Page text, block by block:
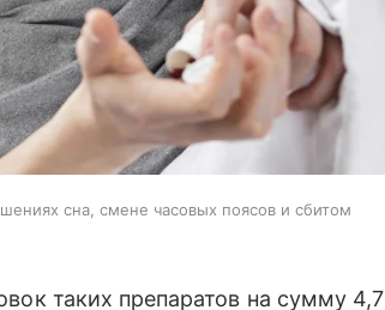
сна, смене часовых поясов и сбитом
таких препаратов на сумму 4,7